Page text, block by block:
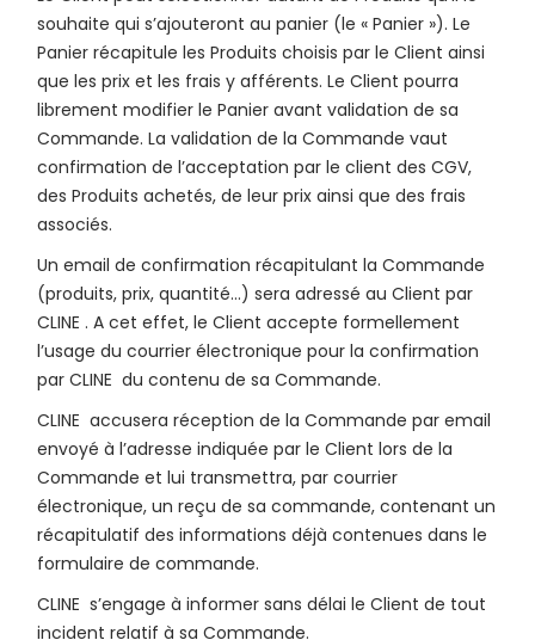
souhaite qui s’ajouteront au panier (le « Panier »). Le
Panier récapitule les Produits choisis par le Client ainsi
que les prix et les frais y afférents. Le Client pourra
librement modifier le Panier avant validation de sa
Commande. La validation de la Commande vaut
confirmation de l’acceptation par le client des CGV,
des Produits achetés, de leur prix ainsi que des frais
associés.
Un email de confirmation récapitulant la Commande
(produits, prix, quantité…) sera adressé au Client par
CLINE . A cet effet, le Client accepte formellement
l’usage du courrier électronique pour la confirmation
par CLINE du contenu de sa Commande.
CLINE accusera réception de la Commande par email
envoyé à l’adresse indiquée par le Client lors de la
Commande et lui transmettra, par courrier
électronique, un reçu de sa commande, contenant un
récapitulatif des informations déjà contenues dans le
formulaire de commande.
CLINE s’engage à informer sans délai le Client de tout
incident relatif à sa Commande.